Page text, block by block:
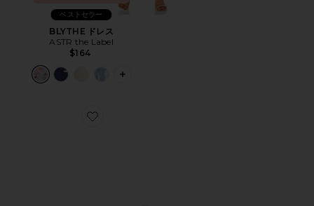
ベストセラー
BLYTHE ドレス
ASTR the Label
$164
PLUS ICON TO SEE MORE OPTIONS
Favorite CLOUD 6 スニーカー